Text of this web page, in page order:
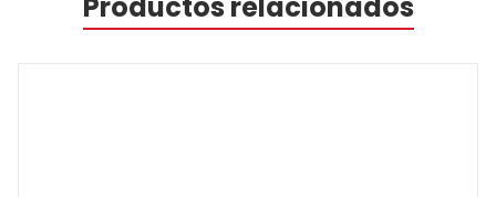
Productos relacionados